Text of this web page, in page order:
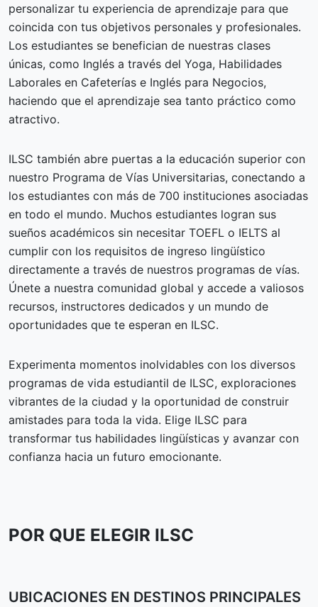
personalizar tu experiencia de aprendizaje para que
coincida con tus objetivos personales y profesionales.
Los estudiantes se benefician de nuestras clases
únicas, como Inglés a través del Yoga, Habilidades
Laborales en Cafeterías e Inglés para Negocios,
haciendo que el aprendizaje sea tanto práctico como
atractivo.
ILSC también abre puertas a la educación superior con
nuestro Programa de Vías Universitarias, conectando a
los estudiantes con más de 700 instituciones asociadas
en todo el mundo. Muchos estudiantes logran sus
sueños académicos sin necesitar TOEFL o IELTS al
cumplir con los requisitos de ingreso lingüístico
directamente a través de nuestros programas de vías.
Únete a nuestra comunidad global y accede a valiosos
recursos, instructores dedicados y un mundo de
oportunidades que te esperan en ILSC.
Experimenta momentos inolvidables con los diversos
programas de vida estudiantil de ILSC, exploraciones
vibrantes de la ciudad y la oportunidad de construir
amistades para toda la vida. Elige ILSC para
transformar tus habilidades lingüísticas y avanzar con
confianza hacia un futuro emocionante.
POR QUE ELEGIR ILSC
UBICACIONES EN DESTINOS PRINCIPALES